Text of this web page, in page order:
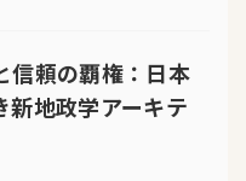
信頼の覇権：日本
新地政学アーキテ